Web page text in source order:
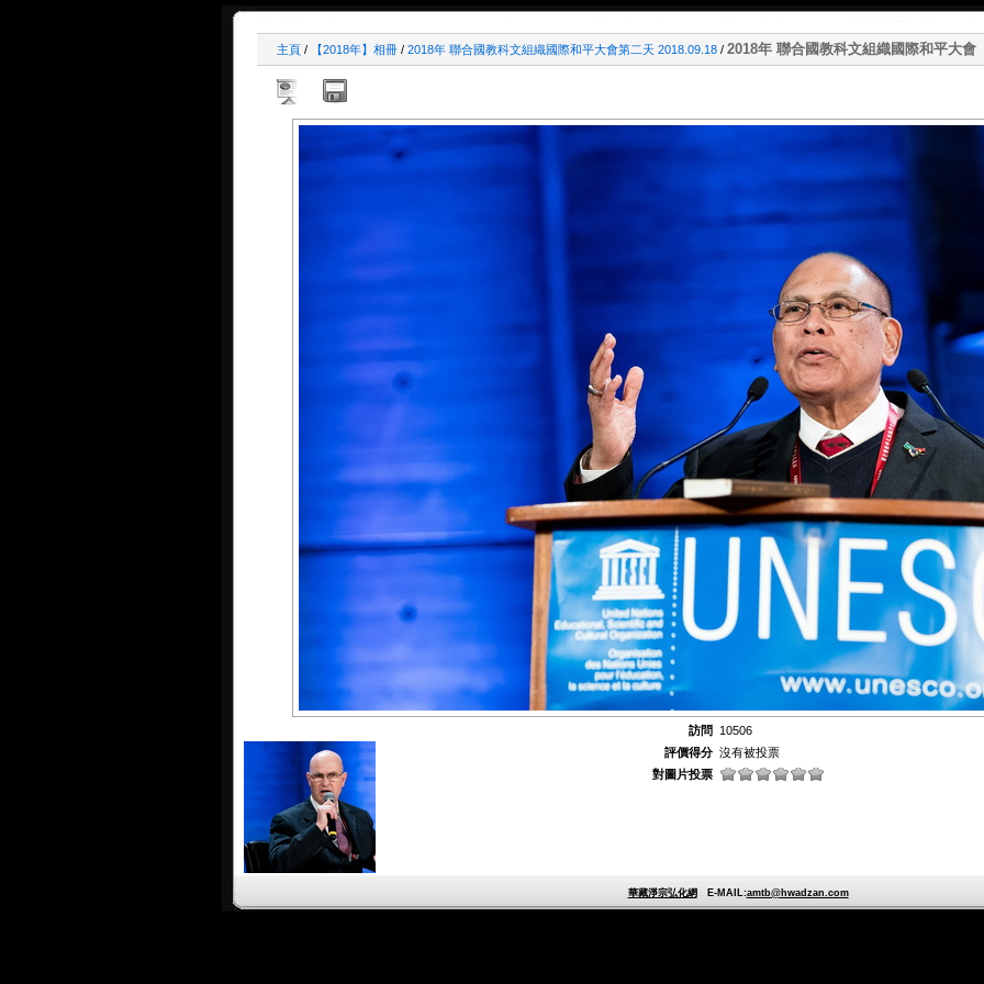
主頁 / 【2018年】相冊 / 2018年 聯合國教科文組織國際和平大會第二天 2018.09.18 / 2018年 聯合國教科文組織國際和平大會
訪問
10506
評價得分 沒有被投票
對圖片投票
華藏淨宗弘化網E-MAIL:amtb@hwadzan.com